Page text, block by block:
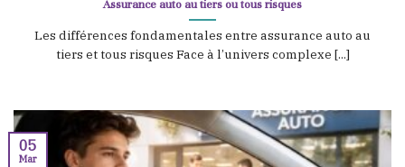
Assurance auto au tiers ou tous risques
Les différences fondamentales entre assurance auto au
tiers et tous risques Face à l’univers complexe [...]
05
Mar